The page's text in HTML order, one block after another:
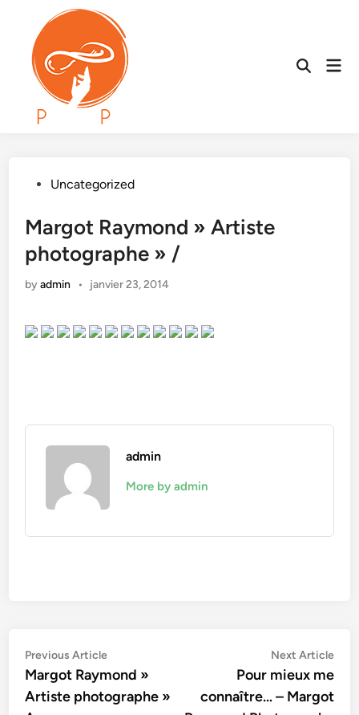
content
Open
PostedUncategorized
Margot Raymond » Artiste
photographe » /
byadmin • janvier 23, 2014
admin
More by admin
Navigation
de
l’article
Previous ArticlePrevious
article:
Margot Raymond »
Artiste photographe »
Next Article
Pour mieux me
connaître… – Margot